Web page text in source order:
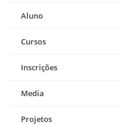
Aluno
Cursos
Inscrições
Media
Projetos